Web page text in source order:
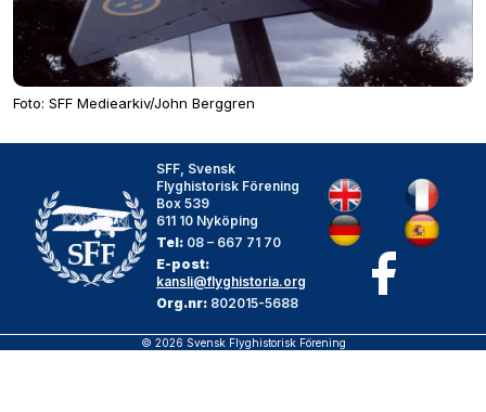
Foto: SFF Mediearkiv/John Berggren
SFF, Svensk
Flyghistorisk Förening
Box 539
611 10 Nyköping
Tel: 08 – 667 71 70
E-post:
kansli@flyghistoria.org
Org.nr: 802015-5688
© 2026 Svensk Flyghistorisk Förening